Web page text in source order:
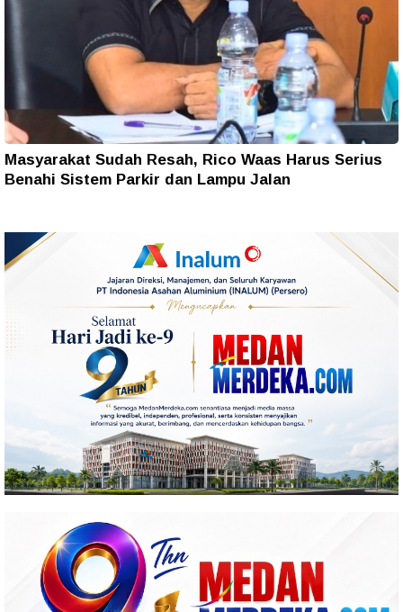
Masyarakat Sudah Resah, Rico Waas Harus Serius
Benahi Sistem Parkir dan Lampu Jalan